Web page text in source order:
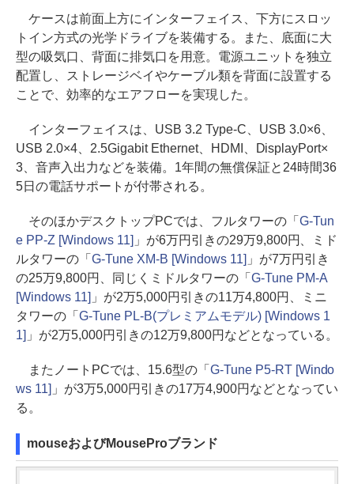
ケースは前面上方にインターフェイス、下方にスロッ
トイン方式の光学ドライブを装備する。また、底面に大
型の吸気口、背面に排気口を用意。電源ユニットを独立
配置し、ストレージベイやケーブル類を背面に設置する
ことで、効率的なエアフローを実現した。
インターフェイスは、USB 3.2 Type-C、USB 3.0×6、
USB 2.0×4、2.5Gigabit Ethernet、HDMI、DisplayPort×
3、音声入出力などを装備。1年間の無償保証と24時間36
5日の電話サポートが付帯される。
そのほかデスクトップPCでは、フルタワーの「 G-Tun
e PP-Z [Windows 11] 」が6万円引きの29万9,800円、ミド
ルタワーの「 G-Tune XM-B [Windows 11] 」が7万円引き
の25万9,800円、同じくミドルタワーの「 G-Tune PM-A
[Windows 11] 」が2万5,000円引きの11万4,800円、ミニ
タワーの「 G-Tune PL-B(プレミアムモデル) [Windows 1
1] 」が2万5,000円引きの12万9,800円などとなっている。
またノートPCでは、15.6型の「 G-Tune P5-RT [Windo
ws 11] 」が3万5,000円引きの17万4,900円などとなってい
る。
mouseおよびMouseProブランド